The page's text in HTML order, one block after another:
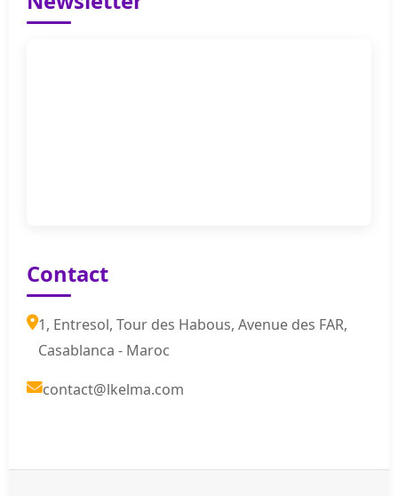
Contact
1, Entresol, Tour des Habous, Avenue des FAR,
Casablanca - Maroc
contact@lkelma.com